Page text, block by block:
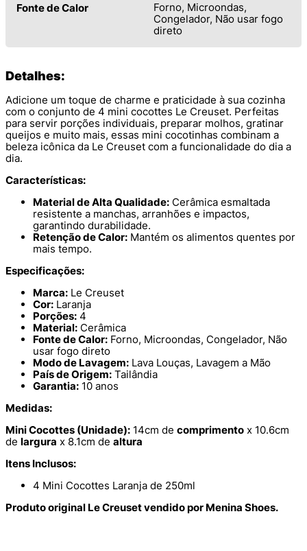
Fonte de Calor
Forno, Microondas,
Congelador, Não usar fogo
direto
Detalhes:
Adicione um toque de charme e praticidade à sua cozinha
com o conjunto de 4 mini cocottes Le Creuset. Perfeitas
para servir porções individuais, preparar molhos, gratinar
queijos e muito mais, essas mini cocotinhas combinam a
beleza icônica da Le Creuset com a funcionalidade do dia a
dia.
Características:
Material de Alta Qualidade: Cerâmica esmaltada
resistente a manchas, arranhões e impactos,
garantindo durabilidade.
Retenção de Calor: Mantém os alimentos quentes por
mais tempo.
Especificações:
Marca: Le Creuset
Cor: Laranja
Porções: 4
Material: Cerâmica
Fonte de Calor: Forno, Microondas, Congelador, Não
usar fogo direto
Modo de Lavagem: Lava Louças, Lavagem a Mão
País de Origem: Tailândia
Garantia: 10 anos
Medidas:
Mini Cocottes (Unidade): 14cm de comprimento x 10.6cm
de largura x 8.1cm de altura
Itens Inclusos:
4 Mini Cocottes Laranja de 250ml
Produto original Le Creuset vendido por Menina Shoes.